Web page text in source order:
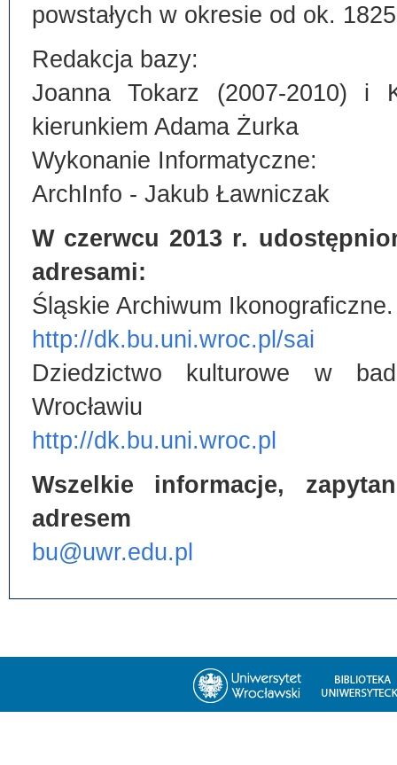
powstałych w okresie od ok.
Redakcja bazy:
Joanna Tokarz (2007-2010) i
kierunkiem Adama Żurka
Wykonanie Informatyczne:
ArchInfo - Jakub Ławniczak
W czerwcu 2013 r.
adresami:
Śląskie Archiwum Ikonograficzne.
http://dk.bu.uni.wroc.pl/sai
Dziedzictwo kulturowe w
Wrocławiu
http://dk.bu.uni.wroc.pl
Wszelkie informacje,
adresem
bu@uwr.edu.pl